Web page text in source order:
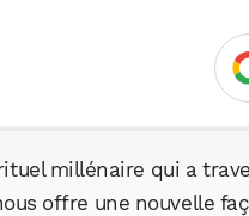
millénaire qui a
offre une nouvelle